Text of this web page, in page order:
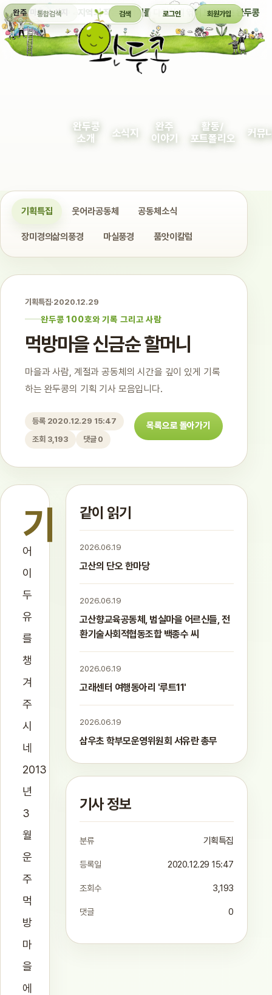
완주 마을 소식지 지역의 작은 이야기를 다정하게 엮어 보여주는 완두콩
통합검색 검색 로그인 회원가입
완두콩
소개
소식지
완주
이야기
활동/
포트폴리오
커뮤
기획특집 웃어라공동체 공동체소식
장미경의삶의풍경 마실풍경 품앗이칼럼
기획특집·2020.12.29
완두콩 100호와 기록 그리고 사람
먹방마을 신금순 할머니
마을과 사람, 계절과 공동체의 시간을 깊이 있게 기록
하는 완두콩의 기획 기사 모음입니다.
등록 2020.12.29 15:47
조회 3,193
댓글 0
목록으로 돌아가기
기
어
이
두
유
를
챙
겨
주
시
네
2013
년
3
월
운
주
먹
방
마
을
에
같이 읽기
2026.06.19
고산의 단오 한마당
2026.06.19
고산향교육공동체, 범실마을 어르신들, 전
환기술사회적협동조합 백종수 씨
2026.06.19
고래센터 여행동아리 '루트11'
2026.06.19
삼우초 학부모운영위원회 서유란 총무
기사 정보
분류 기획특집
등록일 2020.12.29 15:47
조회수 3,193
댓글 0